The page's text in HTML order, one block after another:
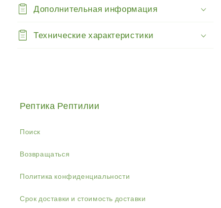
Дополнительная информация
Технические характеристики
Рептика Рептилии
Поиск
Возвращаться
Политика конфиденциальности
Срок доставки и стоимость доставки